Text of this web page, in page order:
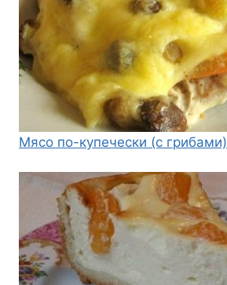
Мясо по-купечески (с грибами)